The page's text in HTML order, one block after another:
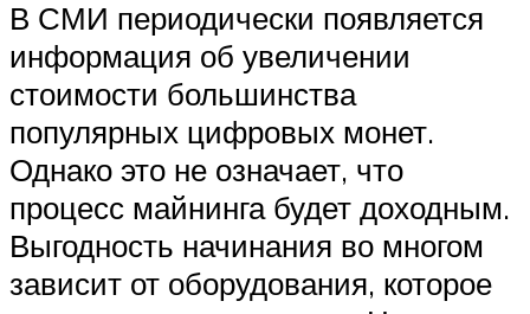
В СМИ периодически появляется
информация об увеличении
стоимости большинства
популярных цифровых монет.
Однако это не означает, что
процесс майнинга будет доходным.
Выгодность начинания во многом
зависит от оборудования, которое